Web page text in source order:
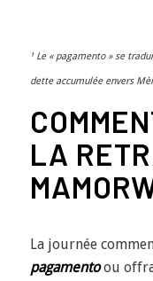
¹ Le « pagamento » se
dette accumulée envers
LA
La journée
pagamento ou